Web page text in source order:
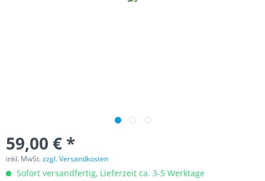
59,00 € *
inkl. MwSt.zzgl. Versandkosten
Sofort versandfertig, Lieferzeit ca. 3-5 Werktage